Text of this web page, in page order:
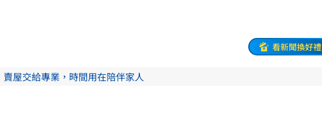
賺30萬
美、加
異常原因
看新聞換好禮
賣屋交給專業，時間用在陪伴家人